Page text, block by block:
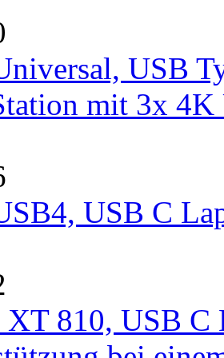
USB
mit 3x
USB C
810, USB